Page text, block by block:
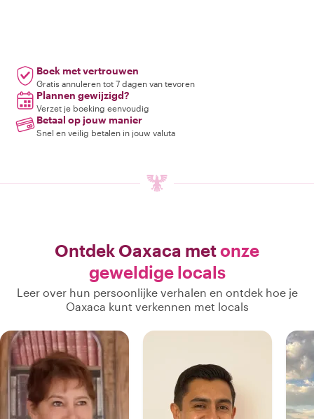
Boek met vertrouwen
Gratis annuleren tot 7 dagen van tevoren
Plannen gewijzigd?
Verzet je boeking eenvoudig
Betaal op jouw manier
Snel en veilig betalen in jouw valuta
Ontdek Oaxaca metonze
geweldige locals
Leer over hun persoonlijke verhalen en ontdek hoe je
Oaxaca kunt verkennen met locals